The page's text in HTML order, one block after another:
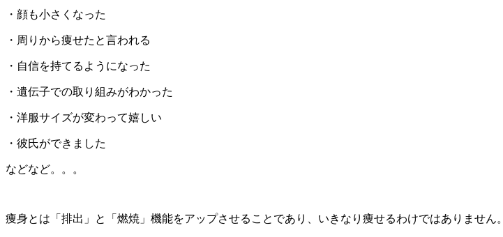
・顔も小さくなった
・周りから痩せたと言われる
・自信を持てるようになった
・遺伝子での取り組みがわかった
・洋服サイズが変わって嬉しい
・彼氏ができました
などなど。。。
痩身とは「排出」と「燃焼」機能をアップさせることであり、いきなり痩せるわけではありません。